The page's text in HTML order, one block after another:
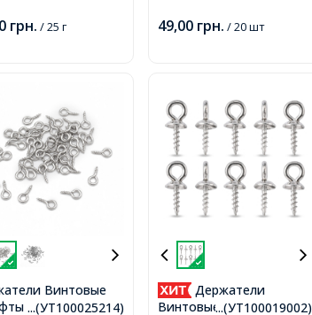
Отв. 2мм,
грн. / 25 г
5.5x2.5мм,
49,00 грн. / 20 шт
...(УТ100025214)
Винтовые
с Петлей, для
...(УТ100019002)
Держатели
Винтовые Штифты с